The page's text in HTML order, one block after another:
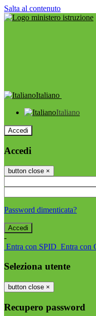
Salta al contenuto
Italiano
Italiano
Accedi
Accedi
button close ×
Password dimenticata?
-
Entra con SPID Entra con
Seleziona utente
button close ×
Recupero password